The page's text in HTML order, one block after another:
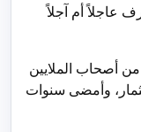
عاجلاً أم آجلاً
من أصحاب الملايين
وأمضى سنوات